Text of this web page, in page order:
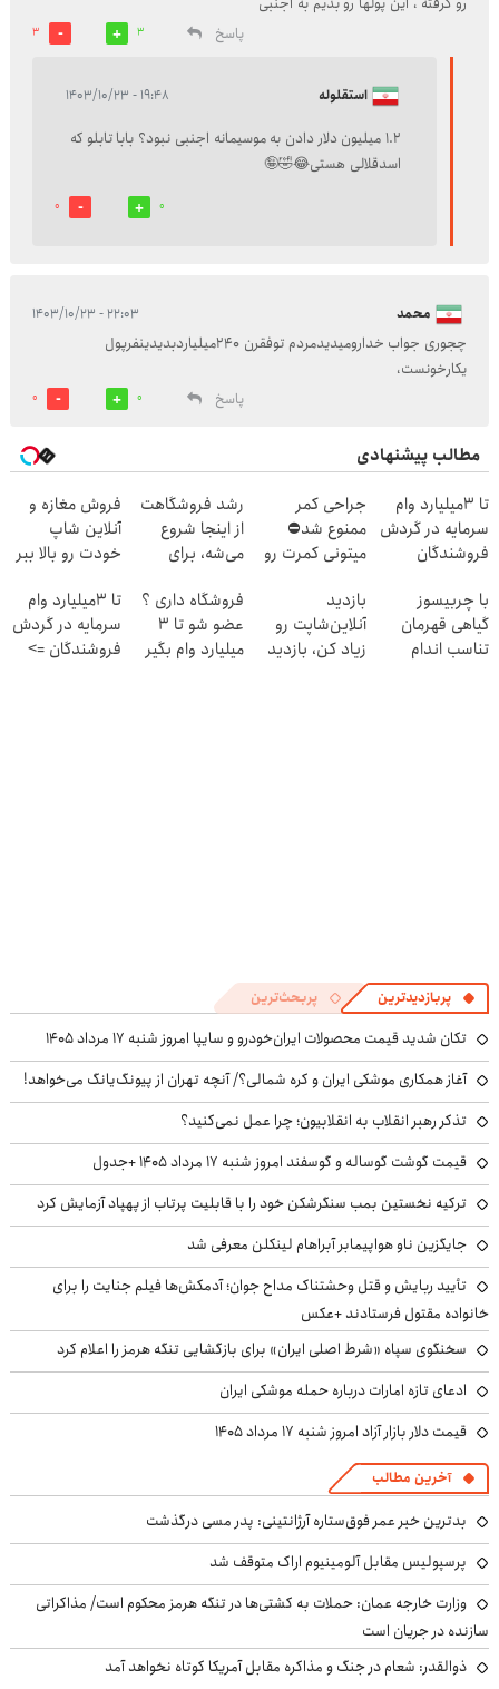
پاسخ
3
3
استقلوله ۱۹:۴۸ - ۱۴۰۳/۱۰/۲۳
۱.۲ میلیون دلار دادن به موسیمانه اجنبی نبود؟ بابا تابلو که
اسدقلالی هستی😂🤣🤪
0
0
محمد ۲۲:۰۳ - ۱۴۰۳/۱۰/۲۳
چجوری جواب خدارومیدیدمردم توفقرن ۲۴۰میلیاردبدیدینفرپول
یکارخونست،
پاسخ
0
0
مطالب پیشنهادی
تا 3میلیارد وام
سرمایه در گردش
فروشندگان
جراحی کمر
ممنوع شد⛔
میتونی کمرت رو
کنی! 👈🏻
پرسش‌نامه
رشد فروشگاهت
از اینجا شروع
می‌شه، برای
آماده‌ای؟
فروش مغازه و
آنلاین شاپ
خودت رو بالا ببر
با چربیسوز
گیاهی قهرمان
تناسب اندام
بازدید
آنلاین‌شاپت رو
زیاد کن، بازدید
فروشگاه داری ؟
عضو شو تا 3
میلیارد وام بگیر
تا 3میلیارد وام
سرمایه در گردش
فروشندگان =>
پربازدیدترین پربحث‌ترین
تکان شدید قیمت محصولات ایران‌خودرو و سایپا امروز شنبه ۱۷ مرداد ۱۴۰۵
آغاز همکاری موشکی ایران و کره شمالی؟/ آنچه تهران از پیونگ‌یانگ می‌خواهد!
تذکر رهبر انقلاب به انقلابیون؛ چرا عمل نمی‌کنید؟
قیمت گوشت گوساله و گوسفند امروز شنبه ۱۷ مرداد ۱۴۰۵ +جدول
ترکیه نخستین بمب سنگرشکن خود را با قابلیت پرتاب از پهپاد آزمایش کرد
جایگزین ناو هواپیمابر آبراهام لینکلن معرفی شد
تأیید ربایش و قتل وحشتناک مداح جوان؛ آدمکش‌ها فیلم جنایت را برای
خانواده مقتول فرستادند +عکس
سخنگوی سپاه «شرط اصلی ایران» برای بازگشایی تنگه هرمز را اعلام کرد
ادعای تازه امارات درباره حمله موشکی ایران
قیمت دلار بازار آزاد امروز شنبه ۱۷ مرداد ۱۴۰۵
آخرین مطالب
بدترین خبر عمر فوق‌ستاره آرژانتینی: پدر مسی درگذشت
پرسپولیس مقابل آلومینیوم اراک متوقف شد
وزارت خارجه عمان: حملات به کشتی‌ها در تنگه هرمز محکوم است/ مذاکراتی
سازنده در جریان است
ذوالقدر: شعام در جنگ و مذاکره مقابل آمریکا کوتاه نخواهد آمد